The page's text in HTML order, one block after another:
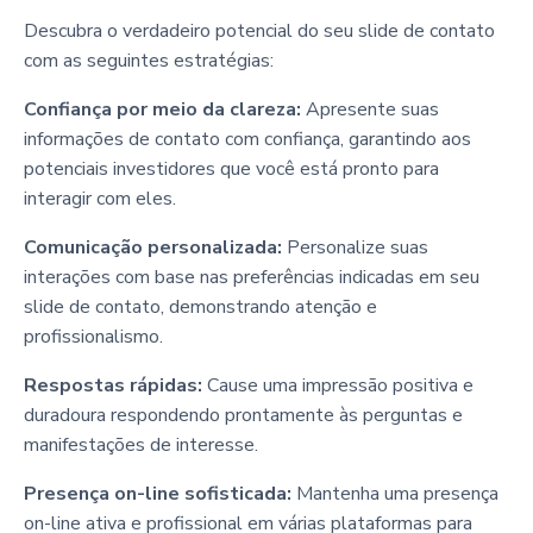
Descubra o verdadeiro potencial do seu slide de contato
com as seguintes estratégias:
Confiança por meio da clareza: Apresente suas
informações de contato com confiança, garantindo aos
potenciais investidores que você está pronto para
interagir com eles.
Comunicação personalizada: Personalize suas
interações com base nas preferências indicadas em seu
slide de contato, demonstrando atenção e
profissionalismo.
Respostas rápidas: Cause uma impressão positiva e
duradoura respondendo prontamente às perguntas e
manifestações de interesse.
Presença on-line sofisticada: Mantenha uma presença
on-line ativa e profissional em várias plataformas para